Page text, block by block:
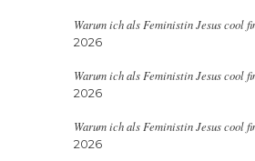
Warum ich als Feministin Jesus cool
2026
Warum ich als Feministin Jesus cool
2026
Warum ich als Feministin Jesus cool
2026